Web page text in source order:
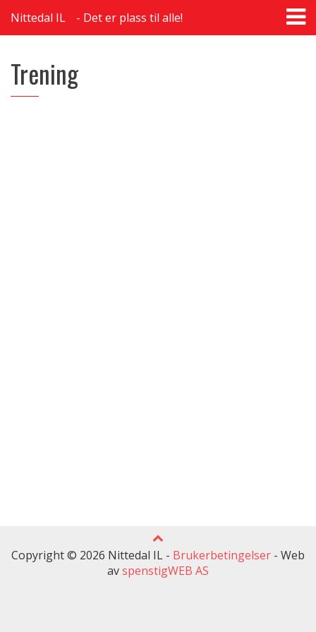
Nittedal IL Det er plass til alle!
Trening
Copyright © 2026 Nittedal IL - Brukerbetingelser - Web
avspenstigWEB AS